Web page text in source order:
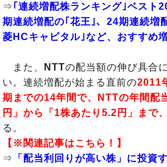
⇒ ｢連続増配株ランキング｣ベスト
期連続増配の｢花王｣、24期連続増
菱HCキャピタル｣など、おすすめ
また、 NTTの配当額の伸び具合
い。連続増配が始まる直前の2011
期までの14年間で、NTTの年間配
円」から「1株あたり5.2円」まで
る。
【※関連記事はこちら！】
⇒
「配当利回りが高い株」に投資